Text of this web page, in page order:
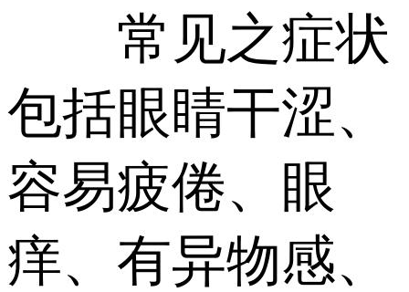
常见之症状
包括眼睛干涩、
容易疲倦、眼
痒、有异物感、